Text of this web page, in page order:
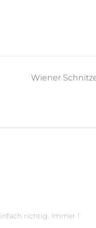
Wiener
richtig. Immer !